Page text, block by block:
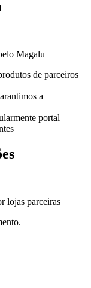
Magalu
de parceiros
a
portal
lojas parceiras